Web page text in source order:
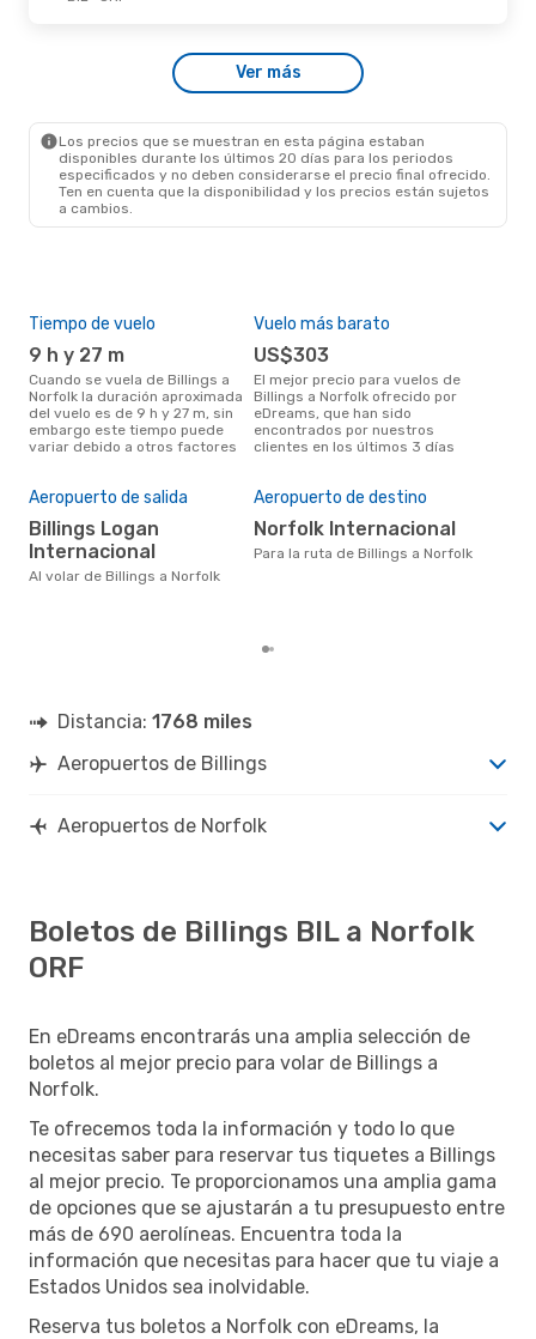
Ver más
Los precios que se muestran en esta página estaban
disponibles durante los últimos 20 días para los periodos
especificados y no deben considerarse el precio final ofrecido.
Ten en cuenta que la disponibilidad y los precios están sujetos
a cambios.
Tiempo de vuelo
9 h y 27 m
Cuando se vuela de Billings a
Norfolk la duración aproximada
del vuelo es de 9 h y 27 m, sin
embargo este tiempo puede
variar debido a otros factores
Vuelo más barato
US$303
El mejor precio para vuelos de
Billings a Norfolk ofrecido por
eDreams, que han sido
encontrados por nuestros
clientes en los últimos 3 días
Aeropuerto de salida
Billings Logan
Internacional
Al volar de Billings a Norfolk
Aeropuerto de destino
Norfolk Internacional
Para la ruta de Billings a Norfolk
Distancia: 1768 miles
Aeropuertos de Billings
Aeropuertos de Norfolk
Boletos de Billings BIL a Norfolk
ORF
En eDreams encontrarás una amplia selección de
boletos al mejor precio para volar de Billings a
Norfolk.
Te ofrecemos toda la información y todo lo que
necesitas saber para reservar tus tiquetes a Billings
al mejor precio. Te proporcionamos una amplia gama
de opciones que se ajustarán a tu presupuesto entre
más de 690 aerolíneas. Encuentra toda la
información que necesitas para hacer que tu viaje a
Estados Unidos sea inolvidable.
Reserva tus boletos a Norfolk con eDreams, la